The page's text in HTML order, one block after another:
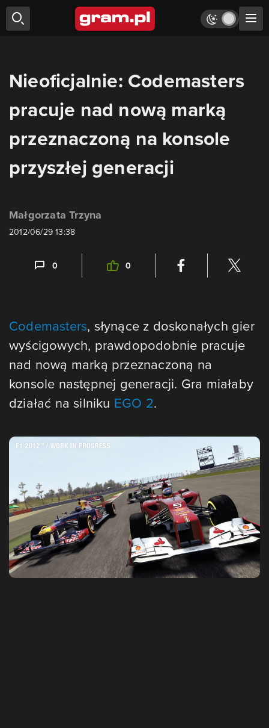
Nieoficjalnie: Codemasters
pracuje nad nową marką
przeznaczoną na konsole
przyszłej generacji
Małgorzata Trzyna
2012/06/29 13:38
0 0
Codemasters, słynące z doskonałych gier
wyścigowych, prawdopodobnie pracuje
nad nową marką przeznaczoną na
konsole następnej generacji. Gra miałaby
działać na silniku EGO 2.